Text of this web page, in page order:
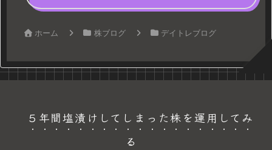
ホーム 株ブログ デイトレブログ
５年間塩漬けしてしまった株を運用してみ
る